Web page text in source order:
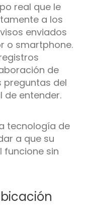
real que le
a los
enviados
o smartphone.
de
preguntas del
de entender.
tecnología de
a que su
funcione sin